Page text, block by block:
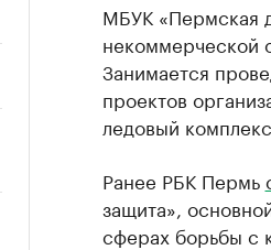
МБУК «Пермская
некоммерческой
Занимается
проектов
ледовый
Ранее РБК Пермь
защита»,
сферах борьбы с